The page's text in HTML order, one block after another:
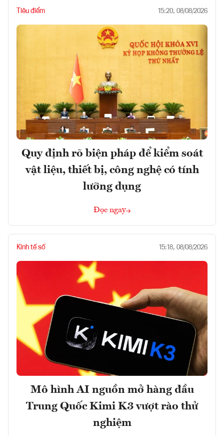
Tiêu điểm 15:20, 08/08/2026
Quy định rõ biện pháp để kiểm soát
vật liệu, thiết bị, công nghệ có tính
lưỡng dụng
Đọc ngay
Kinh tế số 15:18, 08/08/2026
Mô hình AI nguồn mở hàng đầu
Trung Quốc Kimi K3 vượt rào thử
nghiệm